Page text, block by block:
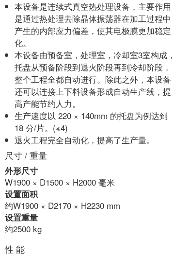
本设备是连续式真空热处理设备，主要作用
是通过热处理去除晶体振荡器在加工过程中
产生的内部应力偏差，使其电极膜更加稳定
化。
本设备由预备室，处理室，冷却室3室构成，
托盘从预备阶段到退火阶段再到冷却阶段，
整个工程全都自动进行。除此之外，本设备
还可以连接上下料设备形成自动生产线，提
高产能节约人力。
生产速度以 220 × 140mm 的托盘为例达到
18 分/片。(※4)
退火工程完全自动化，提高了生产量。
尺寸 / 重量
外形尺寸
W1900 × D1500 × H2000 毫米
设置面积
约W1900 × D2170 × H2230 mm
设置重量
约2500 kg
性 能